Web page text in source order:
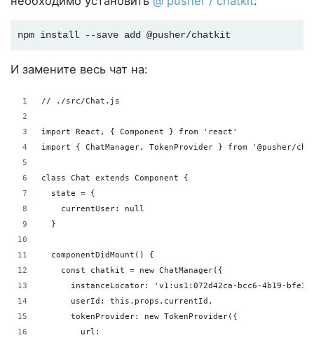
npm install --save add @pusher/chatkit
И замените весь чат на:
// ./src/Chat.js
import React, { Component } from 'react'
import { ChatManager, TokenProvider } from '@pusher/
class Chat extends Component {
  state = {
    currentUser: null
  }
  componentDidMount() {
    const chatkit = new ChatManager({
instanceLocator: 'v1:us1:072d42ca-bcc6-4b19-
      userId: this.props.currentId,
      tokenProvider: new TokenProvider({
        url: